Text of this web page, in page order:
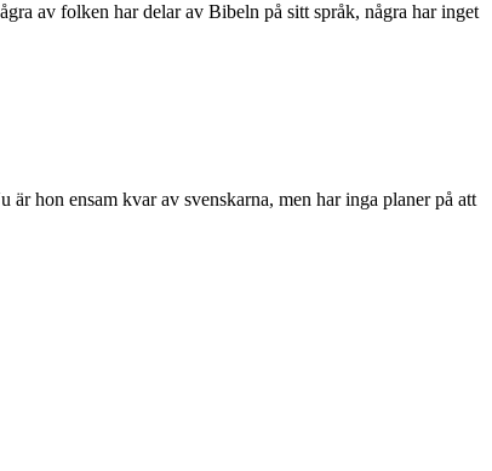
av folken har delar av Bibeln på sitt språk, några har inget
hon ensam kvar av svenskarna, men har inga planer på att